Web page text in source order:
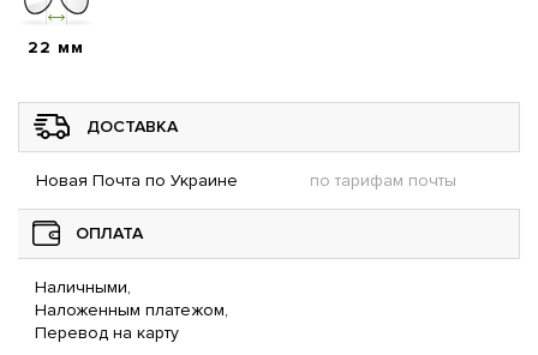
22 мм
ДОСТАВКА
Новая Почта по Украине по тарифам почты
ОПЛАТА
Наличными,
Наложенным платежом,
Перевод на карту